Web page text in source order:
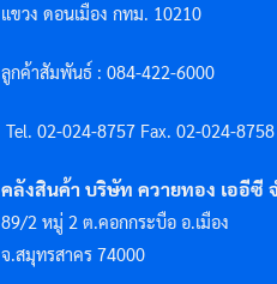
แขวง ดอนเมือง กทม. 10210
ลูกค้าสัมพันธ์ : 084-422-6000
Tel. 02-024-8757 Fax. 02-024-8758
คลังสินค้า บริษัท ควายทอง เออีซี
89/2 หมู่ 2 ต.คอกกระบือ อ.เมือง
จ.สมุทรสาคร 74000